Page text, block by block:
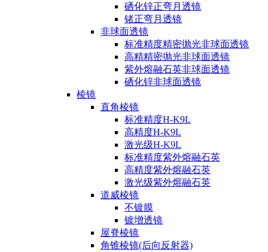
硒化锌正弯月透镜
锗正弯月透镜
非球面透镜
标准精度精密抛光非球面透镜
高精精密抛光非球面透镜
紫外熔融石英非球面透镜
硒化锌非球面透镜
棱镜
直角棱镜
标准精度H-K9L
高精度H-K9L
激光级H-K9L
标准精度紫外熔融石英
高精度紫外熔融石英
激光级紫外熔融石英
道威棱镜
不镀膜
镀增透镜
屋脊棱镜
角锥棱镜(后向反射器)